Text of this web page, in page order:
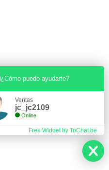
¿Cómo puedo ayudarte?
Ventas
jc_jc2109
Online
Free Widget by ToChat.be